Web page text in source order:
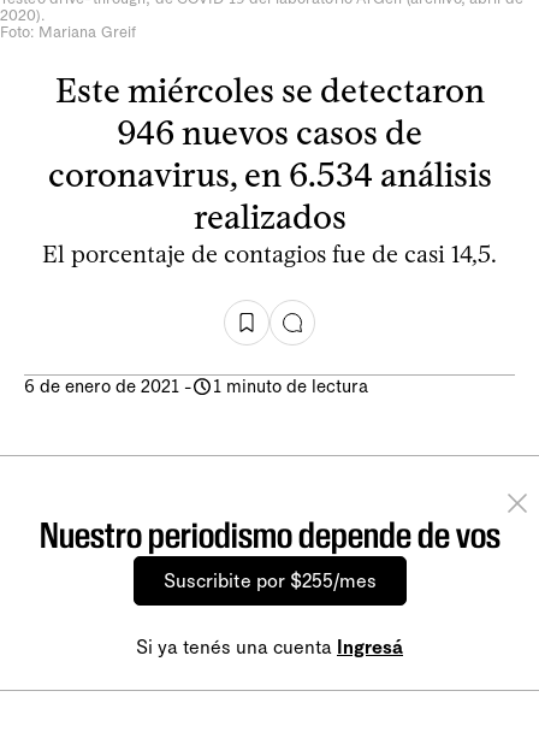
2020).
Foto: Mariana Greif
Este miércoles se detectaron
946 nuevos casos de
coronavirus, en 6.534 análisis
realizados
El porcentaje de contagios fue de casi 14,5.
6 de enero de 2021 - 1 minuto de lectura
Nuestro periodismo depende de vos
Suscribite por $255/mes
Si ya tenés una cuenta Ingresá